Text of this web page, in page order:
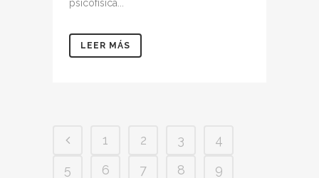
psicofísica...
LEER MÁS
1 2 3
4
5
6 7 8
9